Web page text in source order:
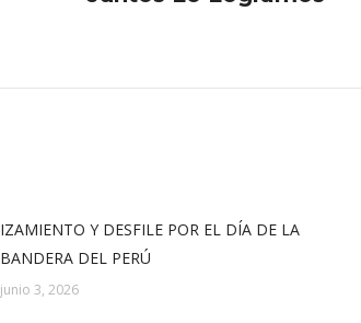
IZAMIENTO Y DESFILE POR EL DÍA DE LA
BANDERA DEL PERÚ
junio 3, 2026